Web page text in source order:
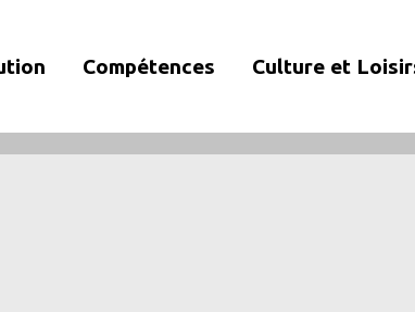
Compétences Culture et